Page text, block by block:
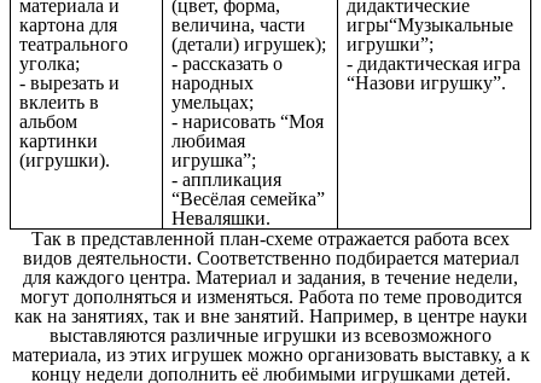
материала и
картона для
театрального
уголка;
- вырезать и
вклеить в
альбом
картинки
(игрушки).
(цвет, форма,
величина, части
(детали) игрушек);
- рассказать о
народных
умельцах;
- нарисовать “Моя
любимая
игрушка”;
- аппликация
“Весёлая семейка”
Неваляшки.
дидактические
игры“Музыкальные
игрушки”;
- дидактическая игра
“Назови игрушку”.
Так в представленной план-схеме отражается работа всех
видов деятельности. Соответственно подбирается материал
для каждого центра. Материал и задания, в течение недели,
могут дополняться и изменяться. Работа по теме проводится
как на занятиях, так и вне занятий. Например, в центре науки
выставляются различные игрушки из всевозможного
материала, из этих игрушек можно организовать выставку, а к
концу недели дополнить её любимыми игрушками детей.